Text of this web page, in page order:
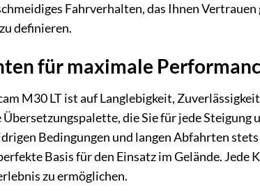
Fahrverhalten, das Ihnen
definieren.
für maximale
M30 LT ist auf Langlebigkeit,
die Sie für jede
Bedingungen und langen Abfahrten
Basis für den Einsatz im Gelände.
zu ermöglichen.